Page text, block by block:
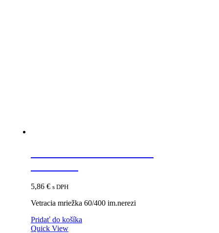
5,86 € s DPH
Vetracia mriežka 60/400 im.nerezi
Pridať do košíka
Quick View